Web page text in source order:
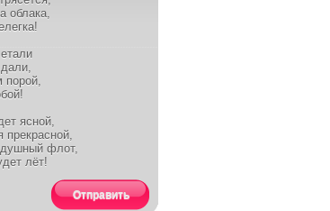
облака,
порой,
ясной,
прекрасной,
флот,
лёт!
Отправить